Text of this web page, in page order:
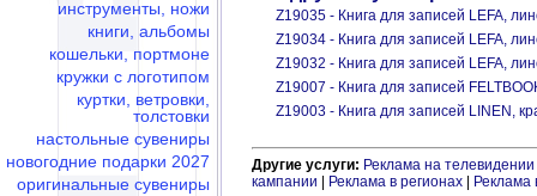
инструменты, ножи
книги, альбомы
кошельки, портмоне
кружки с логотипом
куртки, ветровки,
толстовки
настольные сувениры
новогодние подарки 2027
оригинальные сувениры
Z19035 - Книга для записей LEFA,
Z19034 - Книга для записей LEFA,
Z19032 - Книга для записей LEFA,
Z19007 - Книга для записей
Z19003 - Книга для записей LINEN,
Другие услуги: Реклама на телевидении
кампании
Реклама в регионах Реклама